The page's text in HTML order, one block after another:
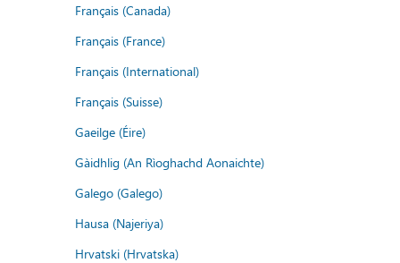
Français (Canada)
Français (France)
Français (International)
Français (Suisse)
Gaeilge (Éire)
Gàidhlig (An Rìoghachd Aonaichte)
Galego (Galego)
Hausa (Najeriya)
Hrvatski (Hrvatska)